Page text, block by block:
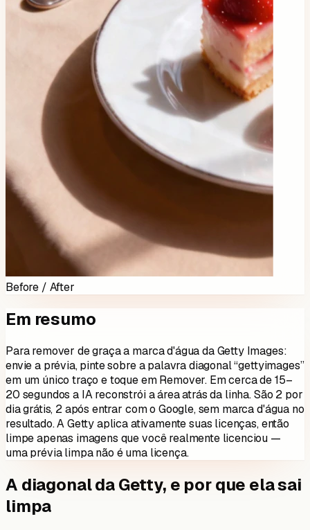
Before / After
Em resumo
Para remover de graça a marca d'água da Getty Images:
envie a prévia, pinte sobre a palavra diagonal “gettyimages”
em um único traço e toque em Remover. Em cerca de 15–
20 segundos a IA reconstrói a área atrás da linha. São 2 por
dia grátis, 2após entrar com o Google, sem marca d'água no
resultado. A Getty aplica ativamente suas licenças, então
limpe apenas imagens que você realmente licenciou —
uma prévia limpa não é uma licença.
A diagonal da Getty, e por que ela sai
limpa